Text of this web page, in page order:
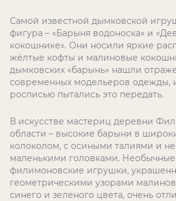
Самой известной дымковской
фигура – «Барыня водоноска» и
кокошнике». Они носили яркие
жёлтые кофты и малиновые
дымковских «барынь» нашли
современных модельеров одежды,
росписью пытались это передать.
В искусстве мастериц деревни
области – высокие барыни в
колоколом, с осиными талиями и
маленькими головками.
филимоновские игрушки,
геометрическими узорами
синего и зеленого цвета, очень